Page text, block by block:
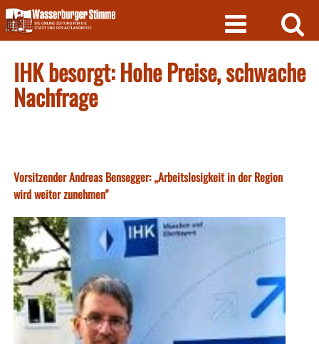
Skip
to
content
IHK besorgt: Hohe Preise, schwache
Nachfrage
Vorsitzender Andreas Bensegger: „Arbeitslosigkeit in der Region
wird weiter zunehmen"